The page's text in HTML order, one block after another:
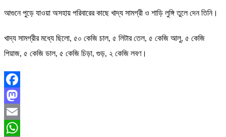
আগুনে পুড়ে যাওয়া অসহায় পরিবারের কাছে খাদ্য সামগ্রী ও শাড়ি লুঙ্গি তুলে দেন তিনি।
খাদ্য সামগ্রীর মধ্যে ছিলো, ৫০ কেজি চাল, ৫ লিটার তেল, ৫ কেজি আলু, ৫ কেজি
পিয়াজ, ৫ কেজি ডাল, ৫ কেজি চিড়া, গুড়, ২ কেজি লবণ।
Facebook
Mastodon
Email